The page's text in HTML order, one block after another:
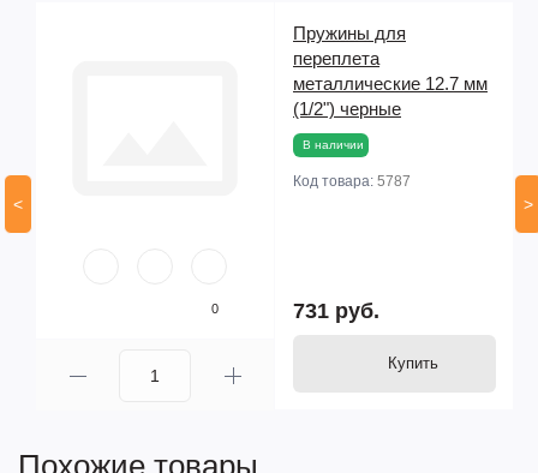
<
0
Пружины для
переплета
металлические 12.7 мм
(1/2") черные
В наличии
Код товара: 5787
731 руб.
Купить
>
Похожие товары